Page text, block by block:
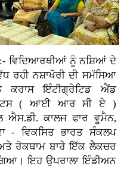
ਵਿਦਿਆਰਥੀਆਂ ਨੂੰ ਨਸ਼ਿਆਂ ਦੇ
ਰਹੀ ਨਸ਼ਾਖੋਰੀ ਦੀ ਸਮੱਸਿਆ
ਇੰਟੀਗ੍ਰੇਟਿਡ ਐਂਡ
( ਆਈ ਆਰ ਸੀ ਏ )
ਐਸ.ਡੀ. ਕਾਲਜ ਫਾਰ ਵੂਮੈਨ,
- ਵਿਕਸਿਤ ਭਾਰਤ ਸੰਕਲਪ
ਰੋਕਥਾਮ ਬਾਰੇ ਇੱਕ ਲੈਕਚਰ
ਇਹ ਉਪਰਾਲਾ ਇੰਡੀਅਨ